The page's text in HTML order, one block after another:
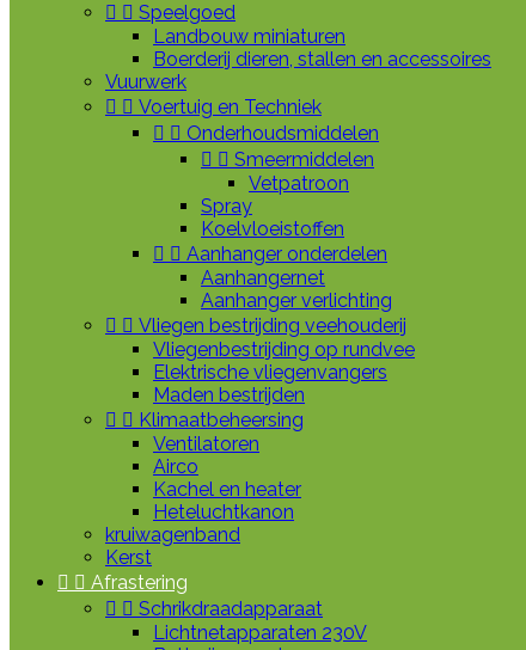
  Speelgoed
Landbouw miniaturen
Boerderij dieren, stallen en accessoires
Vuurwerk
  Voertuig en Techniek
  Onderhoudsmiddelen
  Smeermiddelen
Vetpatroon
Spray
Koelvloeistoffen
  Aanhanger onderdelen
Aanhangernet
Aanhanger verlichting
  Vliegen bestrijding veehouderij
Vliegenbestrijding op rundvee
Elektrische vliegenvangers
Maden bestrijden
  Klimaatbeheersing
Ventilatoren
Airco
Kachel en heater
Heteluchtkanon
kruiwagenband
Kerst
  Afrastering
  Schrikdraadapparaat
Lichtnetapparaten 230V